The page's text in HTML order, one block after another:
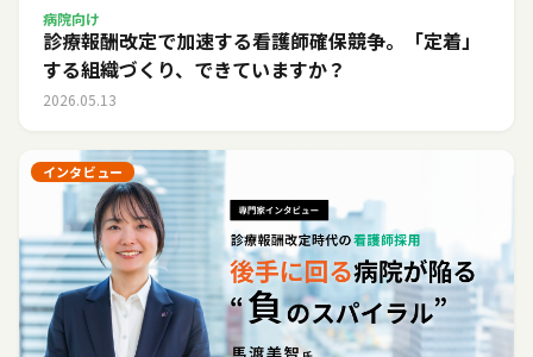
病院向け
診療報酬改定で加速する看護師確保競争。「定着」
する組織づくり、できていますか？
2026.05.13
インタビュー